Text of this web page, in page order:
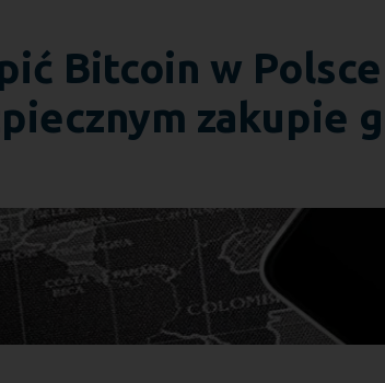
Bitcoin w
zakupie